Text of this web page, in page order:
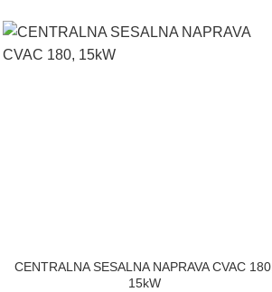
CENTRALNA SESALNA NAPRAVA CVAC 180,
15kW